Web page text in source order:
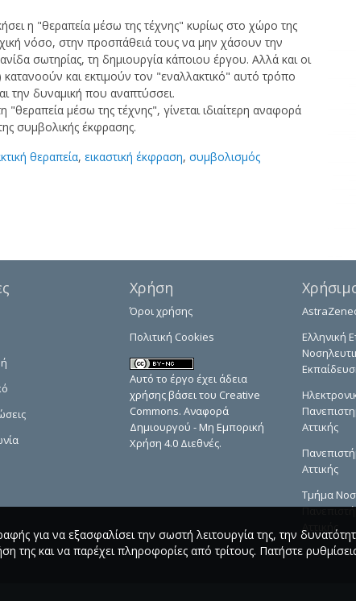
η "θεραπεία μέσω της τέχνης" κυρίως στο χώρο της
νόσο, στην προσπάθειά τους να μην χάσουν την
σωτηρίας, τη δημιουργία κάποιου έργου. Αλλά και οι
και εκτιμούν τον "εναλλακτικό" αυτό τρόπο
την δυναμική που αναπτύσσει.
"θεραπεία μέσω της τέχνης", γίνεται ιδιαίτερη αναφορά
συμβολικής έκφρασης.
θεραπεία, εικαστική έκφραση, συμβολισμός
Χρήση
Όροι χρήσης
Πολιτική Cookies
Αυτό το έργο έχει άδεια
χρήσης βάσει του Creative
Commons. Αναφορά
Δημιουργού - Μη Εμπορική
Χρήση 4.0 Διεθνές.
Ελληνική
Αττικής
Αττικής
Τμήμα
Αττικής
για να εξασφαλίσει την σωστή λειτουργία της, την
της και να παρέχει πληροφορίες από τρίτους. Πατήστε